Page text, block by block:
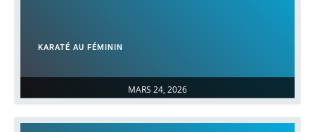
MARS 24, 2026
KARATÉ AU FÉMININ